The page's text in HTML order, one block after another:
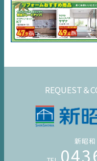
不
REQUEST＆
新昭